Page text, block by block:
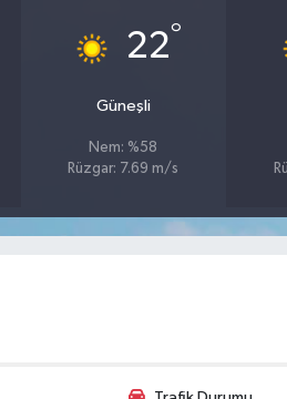
22°
Güneşli
Nem: %58
Rüzgar: 7.69 m/s